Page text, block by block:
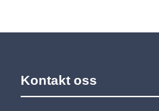
Kontakt oss